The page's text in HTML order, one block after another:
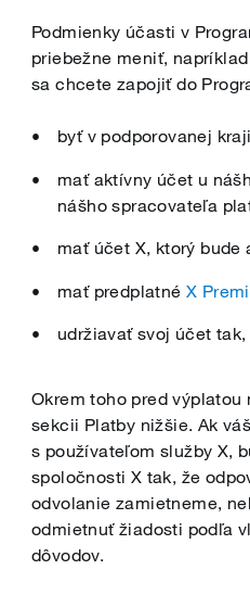
Podmienky účasti v
priebežne meniť,
sa chcete zapojiť do
byť v podporovanej
mať aktívny účet u
nášho spracovateľa
mať účet X, ktorý bude
mať predplatnéX
udržiavať svoj účet
Okrem toho pred
sekcii Platby nižšie. Ak
s používateľom služby X,
spoločnosti X tak, že
odvolanie zamietneme,
odmietnuť žiadosti podľa
dôvodov.